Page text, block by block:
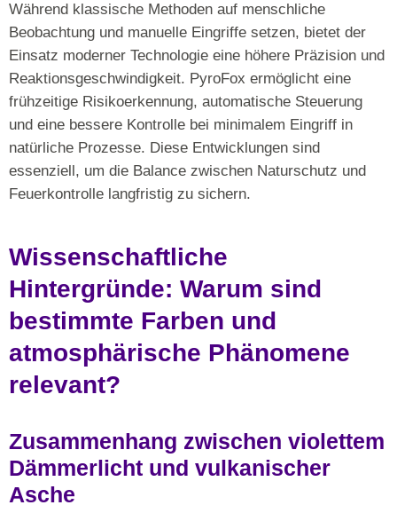
Während klassische Methoden auf menschliche
Beobachtung und manuelle Eingriffe setzen, bietet der
Einsatz moderner Technologie eine höhere Präzision und
Reaktionsgeschwindigkeit. PyroFox ermöglicht eine
frühzeitige Risikoerkennung, automatische Steuerung
und eine bessere Kontrolle bei minimalem Eingriff in
natürliche Prozesse. Diese Entwicklungen sind
essenziell, um die Balance zwischen Naturschutz und
Feuerkontrolle langfristig zu sichern.
Wissenschaftliche
Hintergründe: Warum sind
bestimmte Farben und
atmosphärische Phänomene
relevant?
Zusammenhang zwischen violettem
Dämmerlicht und vulkanischer
Asche